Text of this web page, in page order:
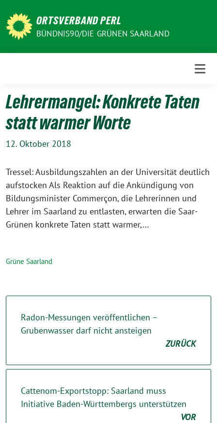
zum
Inhalt
ORTSVERBAND PERL
BÜNDNIS90/DIE GRÜNEN SAARLAND
Lehrermangel: Konkrete Taten
statt warmer Worte
12. Oktober 2018
Tressel: Ausbildungszahlen an der Universität deutlich
aufstocken Als Reaktion auf die Ankündigung von
Bildungsminister Commerçon, die Lehrerinnen und
Lehrer im Saarland zu entlasten, erwarten die Saar-
Grünen konkrete Taten statt warmer,…
Grüne Saarland
Radon-Messungen veröffentlichen –
Grubenwasser darf nicht ansteigen
ZURÜCK
Cattenom-Exportstopp: Saarland muss
Initiative Baden-Württembergs unterstützen
VOR